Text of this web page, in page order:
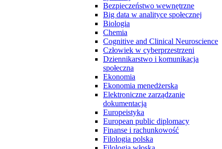
Bezpieczeństwo wewnętrzne
Big data w analityce społecznej
Biologia
Chemia
Cognitive and Clinical Neuroscience
Człowiek w cyberprzestrzeni
Dziennikarstwo i komunikacja
społeczna
Ekonomia
Ekonomia menedżerska
Elektroniczne zarządzanie
dokumentacją
Europeistyka
European public diplomacy
Finanse i rachunkowość
Filologia polska